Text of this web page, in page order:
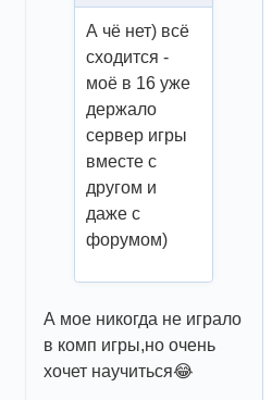
А чё нет) всё
сходится -
моё в 16 уже
держало
сервер игры
вместе с
другом и
даже с
форумом)
А мое никогда не играло
в комп игры,но очень
хочет научиться😂